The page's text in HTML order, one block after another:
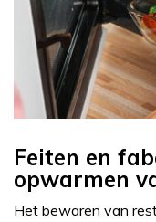
Feiten en
opwarmen
Het bewaren van